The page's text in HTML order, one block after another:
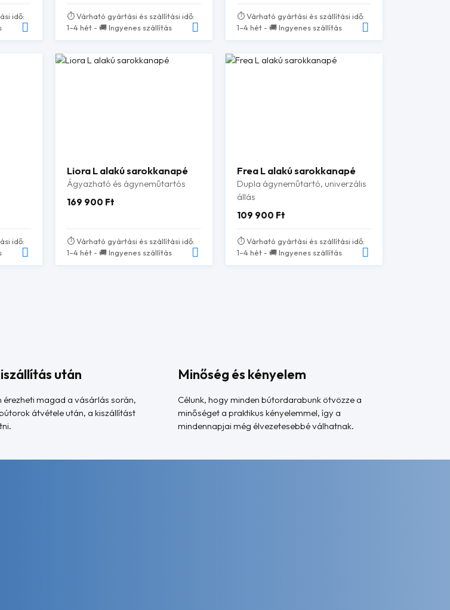
idő:
⏱️ Várható gyártási és szállítási idő:
1–4 hét - 🚚 Ingyenes szállítás
⏱️ Várható gyártási és szállítási idő:
1–4 hét - 🚚 Ingyenes szállítás
idő:
Liora L alakú sarokkanapé
Ágyazható és ágyneműtartós
169 900 Ft
⏱️ Várható gyártási és szállítási idő:
1–4 hét - 🚚 Ingyenes szállítás
Frea L alakú sarokkanapé
Dupla ágyneműtartó, univerzális
állás
109 900 Ft
⏱️ Várható gyártási és szállítási idő:
1–4 hét - 🚚 Ingyenes szállítás
után
érezheti magad a vásárlás során,
átvétele után, a kiszállítást
Minőség és kényelem
Célunk, hogy minden bútordarabunk ötvözze a
minőséget a praktikus kényelemmel, így a
mindennapjai még élvezetesebbé válhatnak.